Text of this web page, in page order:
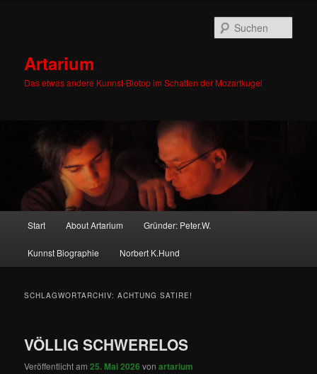
Artarium
Das etwas andere Kunnst-Biotop im Schatten der Mozartkugel
Start About Artarium Gründer: Peter.W.
Kunnst Biographie Norbert K.Hund
SCHLAGWORTARCHIV:ACHTUNG SATIRE!
VÖLLIG SCHWERELOS
Veröffentlicht am25. Mai 2026 vonartarium